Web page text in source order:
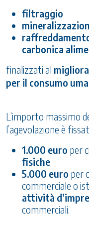
filtraggio
carbonica
finalizzati al
per il consumo
L’importo massimo
l’agevolazione è
1.000 euro per
fisiche
5.000 euro per
commerciale o
attività
commerciali.